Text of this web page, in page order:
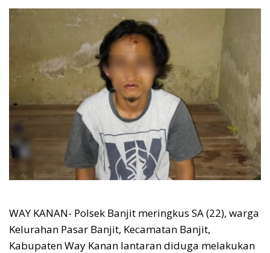
WAY KANAN- Polsek Banjit meringkus SA (22), warga
Kelurahan Pasar Banjit, Kecamatan Banjit,
Kabupaten Way Kanan lantaran diduga melakukan